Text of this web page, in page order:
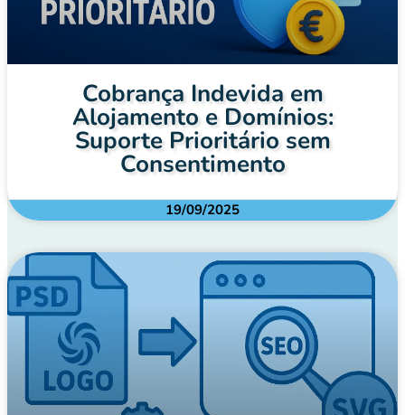
Cobrança Indevida em
Alojamento e Domínios:
Suporte Prioritário sem
Consentimento
19/09/2025